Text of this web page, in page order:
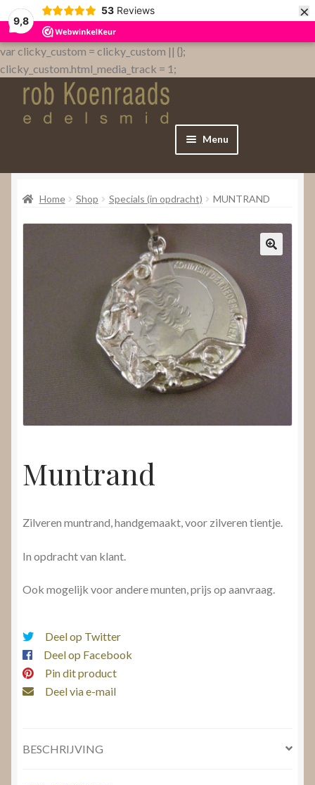
9,8
53 Reviews ×
var clicky_custom = clicky_custom || {};
clicky_custom.html_media_track = 1;
Menu
Home
Video’s
Submenu
uitvouwen
Home Shop Specials (in opdracht) MUNTRAND
Muntrand
Zilveren muntrand, handgemaakt, voor zilveren tientje.
In opdracht van klant.
Ook mogelijk voor andere munten, prijs op aanvraag.
Deel op Twitter
Deel op Facebook
Pin dit product
Deel via e-mail
BESCHRIJVING